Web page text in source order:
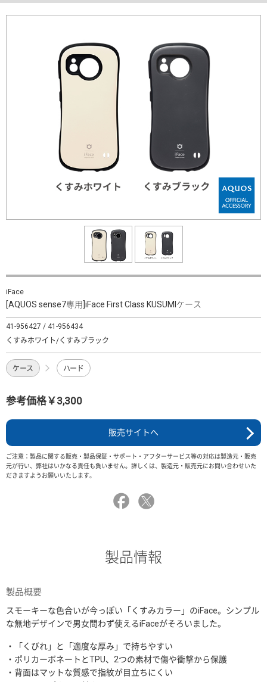
iFace
[AQUOS sense7専用]iFace First Class KUSUMIケース
41-956427 / 41-956434
くすみホワイト/くすみブラック
ケース ハード
参考価格￥3,300
販売サイトへ
ご注意：製品に関する販売・製品保証・サポート・アフターサービス等の対応は製造元・販売
元が行い、弊社はいかなる責任も負いません。詳しくは、製造元・販売元にお問い合わせいた
だきますようお願いいたします。
製品情報
製品概要
スモーキーな色合いが今っぽい「くすみカラー」のiFace。シンプル
な無地デザインで男女問わず使えるiFaceがそろいました。
・「くびれ」と「適度な厚み」で持ちやすい
・ポリカーボネートとTPU、2つの素材で傷や衝撃から保護
・背面はマットな質感で指紋が目立ちにくい